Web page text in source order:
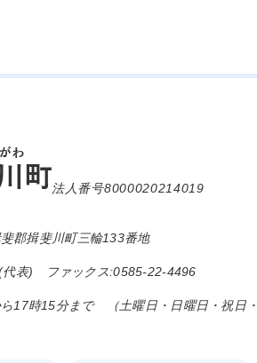
法人番号8000020214019
郡揖斐川町三輪133番地
代表) ファックス:0585-22-4496
17時15分まで （土曜日・日曜日・祝日・